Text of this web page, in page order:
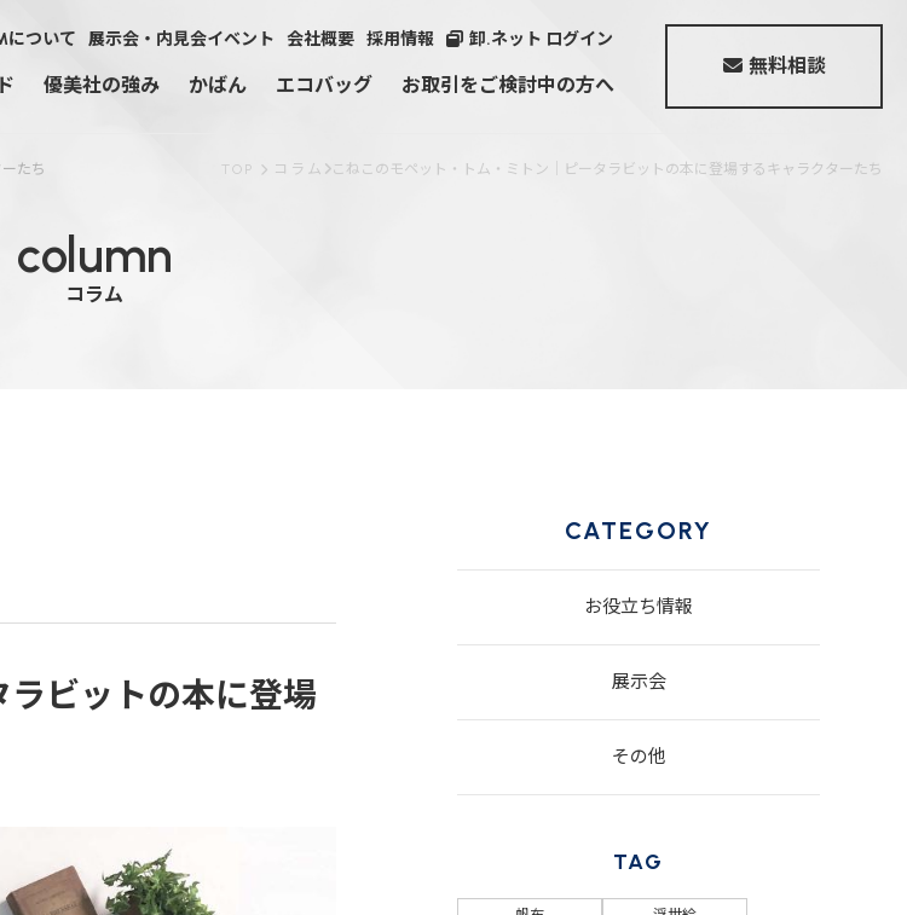
について 展示会・内見会イベント 会社概要 採用情報 卸.ネット ログイン
Sofia Valentino
ピーターラビット
優美社の強み かばん エコバッグ お取引をご検討中の方へ
無料相談
たち
column
コラム
TOP コラム こねこのモペット・トム・ミトン｜ピータラビットの本に登場するキャラクターたち
ビットの本に登場
CATEGORY
お役立ち情報
展示会
その他
TAG